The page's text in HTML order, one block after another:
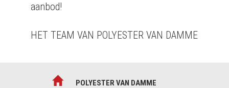
aanbod!
HET TEAM VAN POLYESTER VAN DAMME
POLYESTER VAN DAMME